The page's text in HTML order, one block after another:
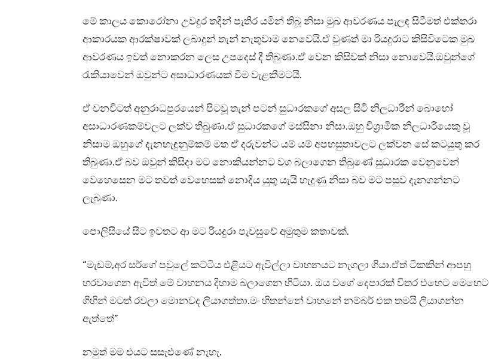
මේ කාලය කොරෝනා උවදුර තදින් පැතිර යමින් තිබූ නිසා මුඛ ආවරණය පැලඳ සිටීමත් එක්තරා
ආකාරයක ආරක්ෂාවක් ලබාදුන් තැන් නැතුවාම නෙවෙයි.ඒ වුණත් මා රියදුරාට කිසිවිටෙක මුඛ
ආවරණය ඉවත් නොකරන ලෙස උපදෙස් දී තිබුණා.ඒ වෙන කිසිවක් නිසා නොවෙයි.ඔවුන්ගේ
රැකියාවෙන් ඔවුන්ට අසාධාරණයක් වීම වැළකීමටයි.
ඒ වනවිටත් අනුරාධපුරයෙන් පිටවූ තැන් පටන් සුධාරකගේ අසල සිටි නිලධාරීන් බොහෝ
අසාධාරණකම්වලට ලක්ව තිබුණා.ඒ සුධාරකගේ මස්සිනා නිසා.ඔහු විශ්‍රාමික නිලධාරියෙකු වූ
නිසාම ඔහුගේ දැනහැඳුනුම්කම් මත ඒ දරුවන්ට යම් යම් අපහසුතාවලට ලක්වන සේ කටයුතු කර
තිබුණා.ඒ බව ඔවුන් කිසිදා මට නොකියන්නට වග බලාගෙන තිබුණේ සුධාරක වෙනුවෙන්
වෙහෙසෙන මට තවත් වෙහෙසක් නොදිය යුතු යැයි හැදුණු නිසා බව මට පසුව දැනගන්නට
ලැබුණා.
පොලිසියේ සිට ඉවතට ආ මට රියදුරා පැවසුවේ අමුතුම කතාවක්.
“මැඩම්,අර සර්ගේ පවුලේ කට්ටිය එළියට ඇවිල්ලා වාහනයට නැගලා ගියා.ඒත් ටිකකින් ආපහු
හරවාගෙන ඇවිත් මේ වාහනය දිහාම බලාගෙන හිටියා. ඔය වගේ දෙපාරක් විතර එහෙට මෙහෙට
ගිහින් මටත් රවලා මොනවද ලියාගත්තා.මං හිතන්නේ වාහනේ නම්බර් එක තමයි ලියාගන්න
ඇත්තේ”
නමුත් මම එයට සසැළුණේ නැහැ.